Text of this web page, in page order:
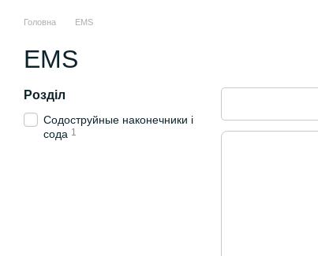
Головна EMS
EMS
Розділ
Содоструйные наконечники і
сода 1